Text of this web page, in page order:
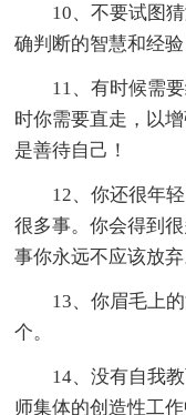
10、不要试图猜
确判断的智慧和经
11、有时候需要
时你需要直走，以
是善待自己！
12、你还很年轻
很多事。你会得到
事你永远不应该放弃
13、你眉毛上的
个。
14、没有自我教
师集体的创造性工